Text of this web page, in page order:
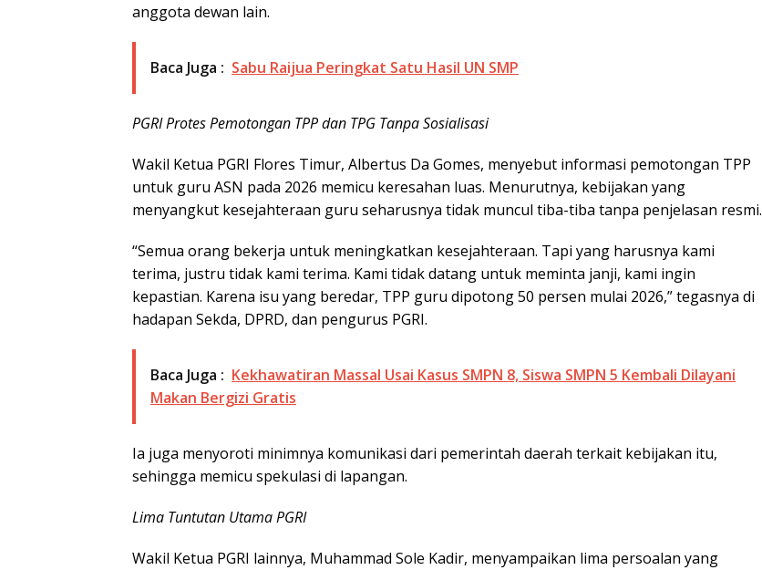
anggota dewan lain.
Baca Juga : Sabu Raijua Peringkat Satu Hasil UN SMP
PGRI Protes Pemotongan TPP dan TPG Tanpa Sosialisasi
Wakil Ketua PGRI Flores Timur, Albertus Da Gomes, menyebut informasi pemotongan TPP
untuk guru ASN pada 2026 memicu keresahan luas. Menurutnya, kebijakan yang
menyangkut kesejahteraan guru seharusnya tidak muncul tiba-tiba tanpa penjelasan resmi.
“Semua orang bekerja untuk meningkatkan kesejahteraan. Tapi yang harusnya kami
terima, justru tidak kami terima. Kami tidak datang untuk meminta janji, kami ingin
kepastian. Karena isu yang beredar, TPP guru dipotong 50 persen mulai 2026,” tegasnya di
hadapan Sekda, DPRD, dan pengurus PGRI.
Baca Juga : Kekhawatiran Massal Usai Kasus SMPN 8, Siswa SMPN 5 Kembali Dilayani
Makan Bergizi Gratis
Ia juga menyoroti minimnya komunikasi dari pemerintah daerah terkait kebijakan itu,
sehingga memicu spekulasi di lapangan.
Lima Tuntutan Utama PGRI
Wakil Ketua PGRI lainnya, Muhammad Sole Kadir, menyampaikan lima persoalan yang